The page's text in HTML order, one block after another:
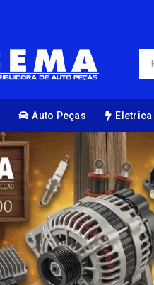
Auto Peças Eletrica